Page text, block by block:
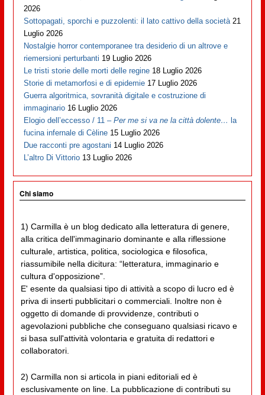
2026
Sottopagati, sporchi e puzzolenti: il lato cattivo della società 21
Luglio 2026
Nostalgie horror contemporanee tra desiderio di un altrove e
riemersioni perturbanti 19 Luglio 2026
Le tristi storie delle morti delle regine 18 Luglio 2026
Storie di metamorfosi e di epidemie 17 Luglio 2026
Guerra algoritmica, sovranità digitale e costruzione di
immaginario 16 Luglio 2026
Elogio dell’eccesso / 11 –Per me si va ne la città dolente… la
fucina infernale di Cèline 15 Luglio 2026
Due racconti pre agostani 14 Luglio 2026
L’altro Di Vittorio 13 Luglio 2026
Chi siamo
1) Carmilla è un blog dedicato alla letteratura di genere,
alla critica dell'immaginario dominante e alla riflessione
culturale, artistica, politica, sociologica e filosofica,
riassumibile nella dicitura: “letteratura, immaginario e
cultura d'opposizione”.
E' esente da qualsiasi tipo di attività a scopo di lucro ed è
priva di inserti pubblicitari o commerciali. Inoltre non è
oggetto di domande di provvidenze, contributi o
agevolazioni pubbliche che conseguano qualsiasi ricavo e
si basa sull'attività volontaria e gratuita di redattori e
collaboratori.
2) Carmilla non si articola in piani editoriali ed è
esclusivamente on line. La pubblicazione di contributi su